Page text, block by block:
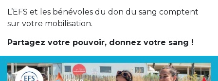
L’EFS et les bénévoles du don du sang comptent
sur votre mobilisation.
Partagez votre pouvoir, donnez votre sang !